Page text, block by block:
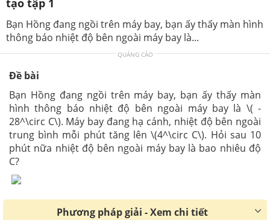
tạo tập 1
Bạn Hồng đang ngồi trên máy bay, bạn ấy thấy màn hình
thông báo nhiệt độ bên ngoài máy bay là...
QUẢNG CÁO
Đề bài
Bạn Hồng đang ngồi trên máy bay, bạn ấy thấy màn
hình thông báo nhiệt độ bên ngoài máy bay là \( -
28^\circ C\). Máy bay đang hạ cánh, nhiệt độ bên ngoài
trung bình mỗi phút tăng lên \(4^\circ C\). Hỏi sau 10
phút nữa nhiệt độ bên ngoài máy bay là bao nhiêu độ
C?
Phương pháp giải - Xem chi tiết